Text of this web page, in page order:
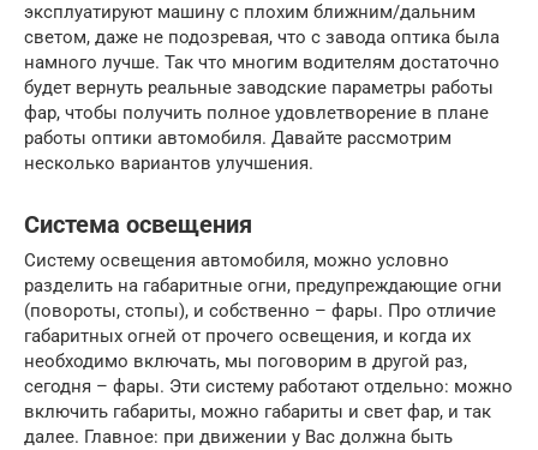
эксплуатируют машину с плохим ближним/дальним
светом, даже не подозревая, что с завода оптика была
намного лучше. Так что многим водителям достаточно
будет вернуть реальные заводские параметры работы
фар, чтобы получить полное удовлетворение в плане
работы оптики автомобиля. Давайте рассмотрим
несколько вариантов улучшения.
Система освещения
Систему освещения автомобиля, можно условно
разделить на габаритные огни, предупреждающие огни
(повороты, стопы), и собственно – фары. Про отличие
габаритных огней от прочего освещения, и когда их
необходимо включать, мы поговорим в другой раз,
сегодня – фары. Эти систему работают отдельно: можно
включить габариты, можно габариты и свет фар, и так
далее. Главное: при движении у Вас должна быть